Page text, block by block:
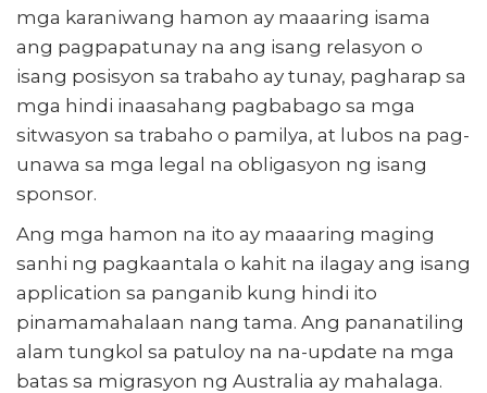
mga karaniwang hamon ay maaaring isama
ang pagpapatunay na ang isang relasyon o
isang posisyon sa trabaho ay tunay, pagharap sa
mga hindi inaasahang pagbabago sa mga
sitwasyon sa trabaho o pamilya, at lubos na pag-
unawa sa mga legal na obligasyon ng isang
sponsor.
Ang mga hamon na ito ay maaaring maging
sanhi ng pagkaantala o kahit na ilagay ang isang
application sa panganib kung hindi ito
pinamamahalaan nang tama. Ang pananatiling
alam tungkol sa patuloy na na-update na mga
batas sa migrasyon ng Australia ay mahalaga.